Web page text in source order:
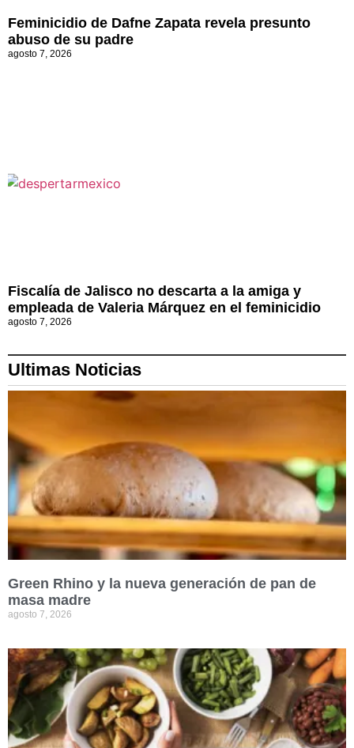
Feminicidio de Dafne Zapata revela presunto
abuso de su padre
agosto 7, 2026
Fiscalía de Jalisco no descarta a la amiga y
empleada de Valeria Márquez en el feminicidio
agosto 7, 2026
Ultimas Noticias
Green Rhino y la nueva generación de pan de
masa madre
agosto 7, 2026